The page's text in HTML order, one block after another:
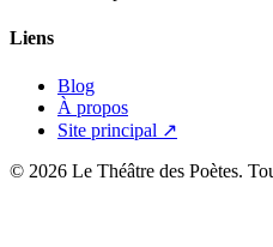
Liens
Blog
À propos
Site principal ↗
© 2026 Le Théâtre des Poètes.